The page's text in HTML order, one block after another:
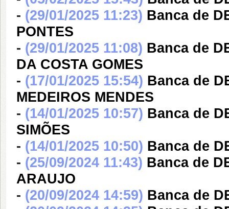
- (29/01/2025 11:23) Banca de
PONTES
- (29/01/2025 11:08) Banca de
DA COSTA GOMES
- (17/01/2025 15:54) Banca de
MEDEIROS MENDES
- (14/01/2025 10:57) Banca de
SIMÕES
- (14/01/2025 10:50) Banca de
- (25/09/2024 11:43) Banca de
ARAUJO
- (20/09/2024 14:59) Banca de